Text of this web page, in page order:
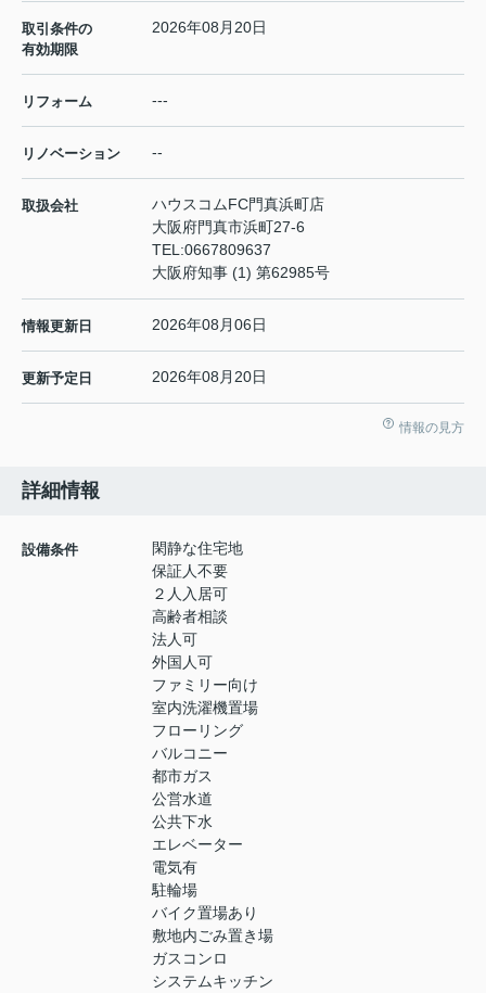
取引条件の
有効期限
2026年08月20日
リフォーム ---
リノベーション --
取扱会社
ハウスコムFC門真浜町店
大阪府門真市浜町27-6
TEL:0667809637
大阪府知事 (1) 第62985号
情報更新日 2026年08月06日
更新予定日 2026年08月20日
情報の見方
詳細情報
設備条件
閑静な住宅地
保証人不要
２人入居可
高齢者相談
法人可
外国人可
ファミリー向け
室内洗濯機置場
フローリング
バルコニー
都市ガス
公営水道
公共下水
エレベーター
電気有
駐輪場
バイク置場あり
敷地内ごみ置き場
ガスコンロ
システムキッチン